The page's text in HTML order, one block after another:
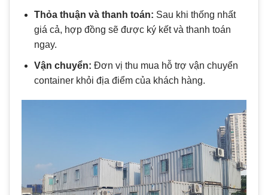
Thỏa thuận và thanh toán: Sau khi thống nhất
giá cả, hợp đồng sẽ được ký kết và thanh toán
ngay.
Vận chuyển: Đơn vị thu mua hỗ trợ vận chuyển
container khỏi địa điểm của khách hàng.